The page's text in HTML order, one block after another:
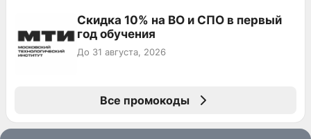
Скидка 10% на ВО и СПО в первый
год обучения
До 31 августа, 2026
Все промокоды